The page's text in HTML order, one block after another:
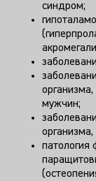
синдром;
мужчин;
патология